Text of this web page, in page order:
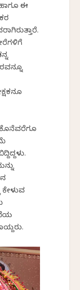
ಹಾಗೂ ಈ
ಕೊನೆವರೆಗೂ